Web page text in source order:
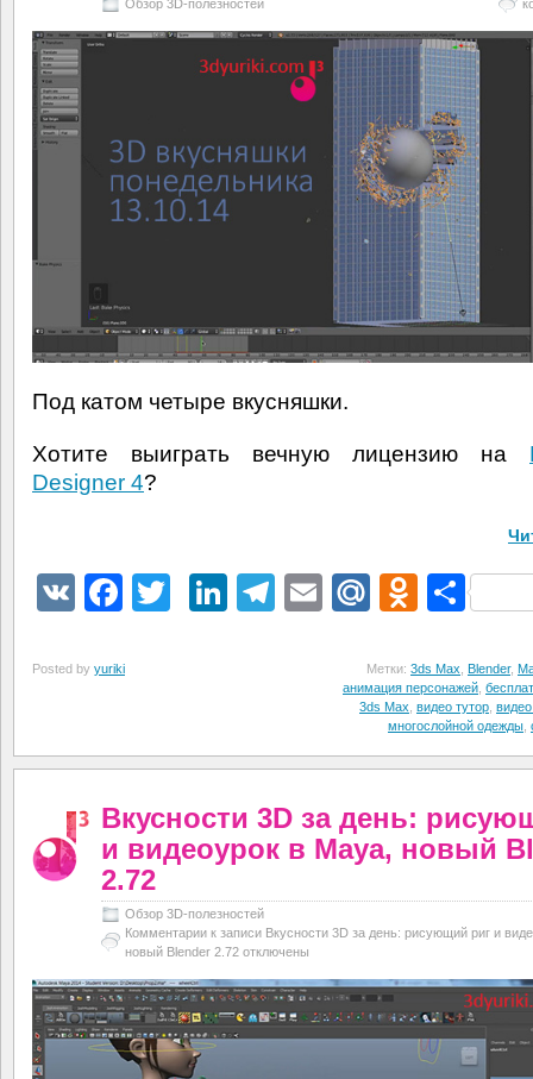
Обзор 3D-полезностей
Под катом четыре вкусняшки.
Хотите выиграть вечную лицензию на
Designer 4?
VK Facebook
TwitterLinkedIn
Telegram
EmailMail.Ru
Posted by yuriki Метки: 3ds Max Blender,
анимация персонажей
3ds Max видео тутор
многослойной одежды
Вкусности 3D за день:
и видеоурок в Maya, новый
2.72
Обзор 3D-полезностей
Комментарии к записи Вкусности 3D за день: рисующий риг и
новый Blender 2.72 отключены